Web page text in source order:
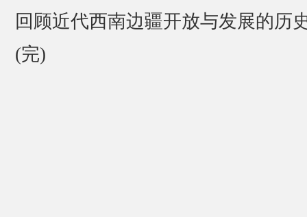
回顾近代西南边疆开放与发展的历
(完)